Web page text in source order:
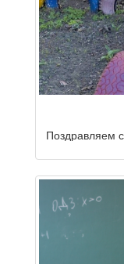
Поздравляем